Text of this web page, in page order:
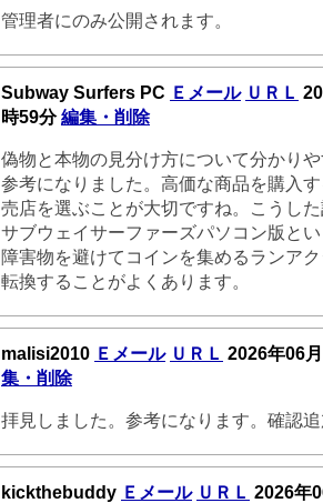
管理者にのみ公開されます。
Subway Surfers PC Ｅメール ＵＲＬ
時59分編集・削除
偽物と本物の見分け方について分かり
参考になりました。高価な商品を購入
売店を選ぶことが大切ですね。こうし
サブウェイサーファーズパソコン版と
障害物を避けてコインを集めるランア
転換することがよくあります。
malisi2010 Ｅメール ＵＲＬ 2026年06
集・削除
拝見しました。参考になります。確認
kickthebuddy Ｅメール ＵＲＬ 2026年